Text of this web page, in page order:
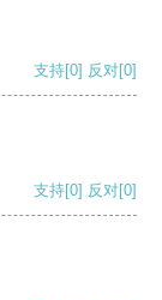
支持[0] 反对[0]
支持[0] 反对[0]